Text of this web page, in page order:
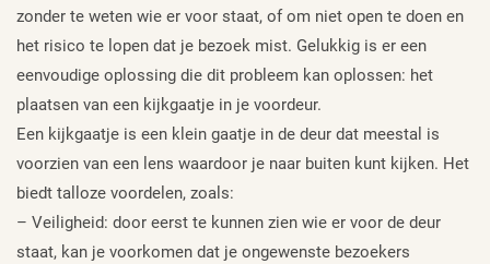
zonder te weten wie er voor staat, of om niet open te doen en
het risico te lopen dat je bezoek mist. Gelukkig is er een
eenvoudige oplossing die dit probleem kan oplossen: het
plaatsen van een kijkgaatje in je voordeur.
Een kijkgaatje is een klein gaatje in de deur dat meestal is
voorzien van een lens waardoor je naar buiten kunt kijken. Het
biedt talloze voordelen, zoals:
– Veiligheid: door eerst te kunnen zien wie er voor de deur
staat, kan je voorkomen dat je ongewenste bezoekers